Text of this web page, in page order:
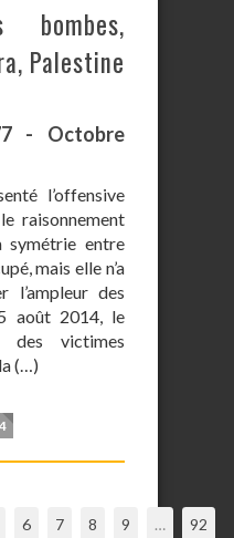
bombes,
Palestine
- Octobre
l’offensive
raisonnement
symétrie entre
mais elle n’a
l’ampleur des
août 2014, le
des victimes
(…)
6 7 8 9 … 92